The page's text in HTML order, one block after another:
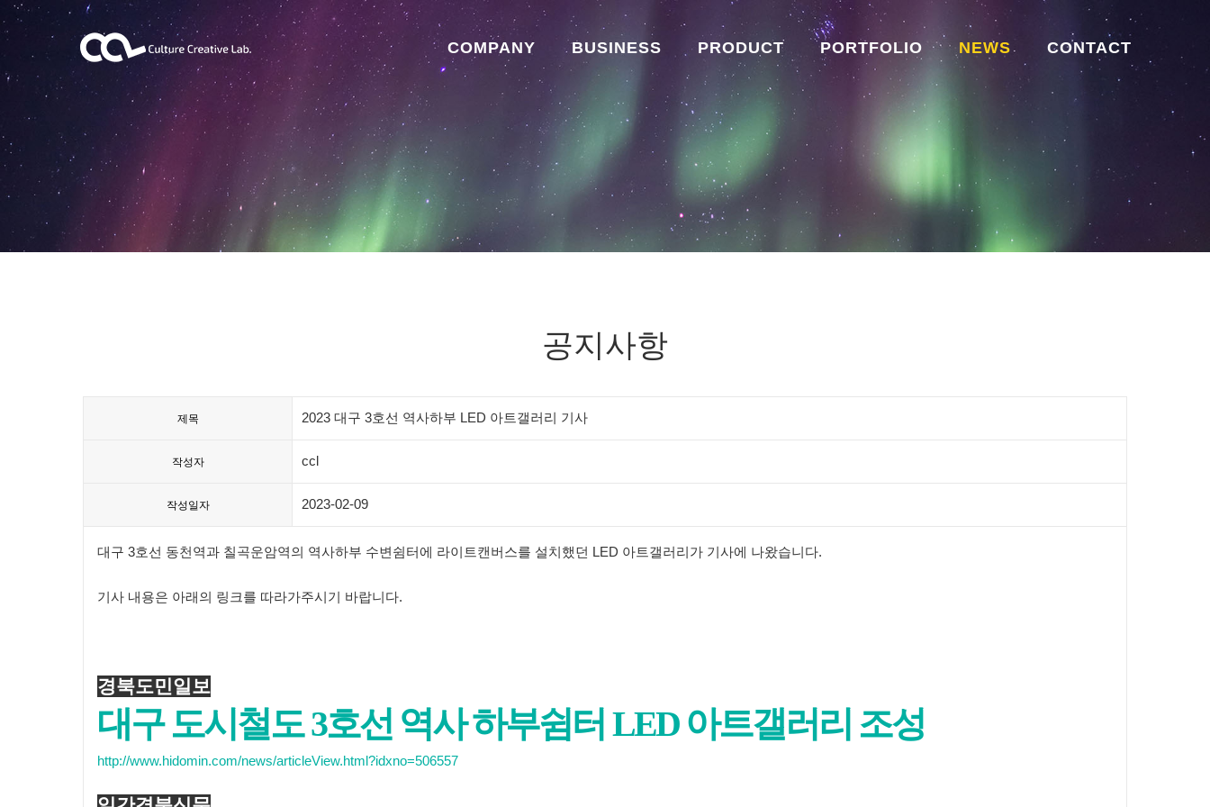
COMPANY BUSINESS PRODUCT PORTFOLIO NEWS CONTACT
공지사항
제목 2023 대구 3호선 역사하부 LED 아트갤러리 기사
작성자 ccl
작성일자 2023-02-09
대구 3호선 동천역과 칠곡운암역의 역사하부 수변쉼터에 라이트캔버스를 설치했던 LED 아트갤러리가 기사에 나왔습니다.
기사 내용은 아래의 링크를 따라가주시기 바랍니다.
경북도민일보
대구 도시철도 3호선 역사 하부쉼터 LED 아트갤러리 조성
http://www.hidomin.com/news/articleView.html?idxno=506557